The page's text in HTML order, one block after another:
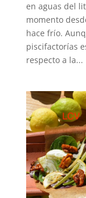
en aguas del
momento
hace frío.
piscifactorías
respecto a la...